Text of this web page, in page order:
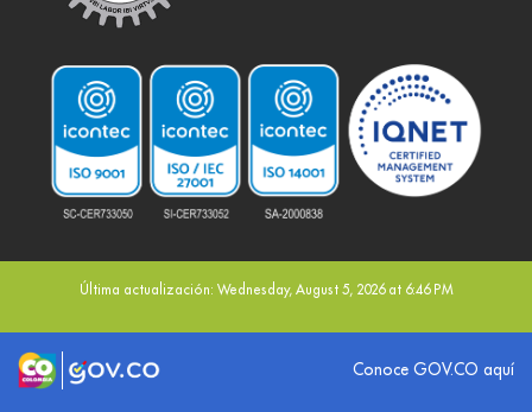
Última actualización: Wednesday, August 5, 2026 at 6:46 PM
Logo marca ColombiaLogo Gobierno de ColombiaConoce GOV.CO aquí